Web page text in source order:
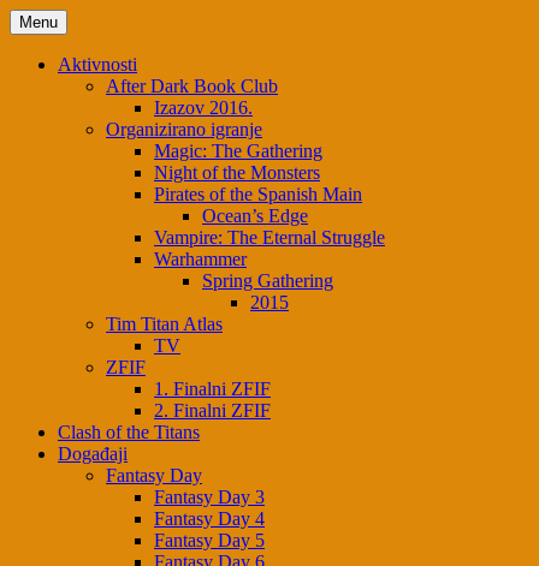
Skip
to
content
Menu
Aktivnosti
After Dark Book Club
Izazov 2016.
Organizirano igranje
Magic: The Gathering
Night of the Monsters
Pirates of the Spanish Main
Ocean’s Edge
Vampire: The Eternal Struggle
Warhammer
Spring Gathering
2015
Tim Titan Atlas
TV
ZFIF
1. Finalni ZFIF
2. Finalni ZFIF
Clash of the Titans
Događaji
Fantasy Day
Fantasy Day 3
Fantasy Day 4
Fantasy Day 5
Fantasy Day 6